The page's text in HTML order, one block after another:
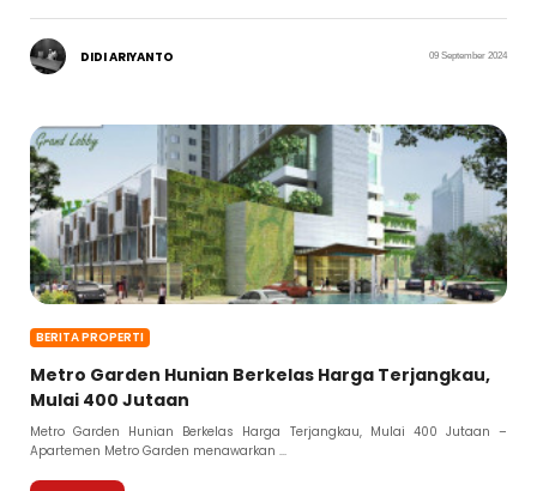
DIDI ARIYANTO 09 September 2024
BERITA PROPERTI
Metro Garden Hunian Berkelas Harga Terjangkau,
Mulai 400 Jutaan
Metro Garden Hunian Berkelas Harga Terjangkau, Mulai 400 Jutaan –
Apartemen Metro Garden menawarkan ...